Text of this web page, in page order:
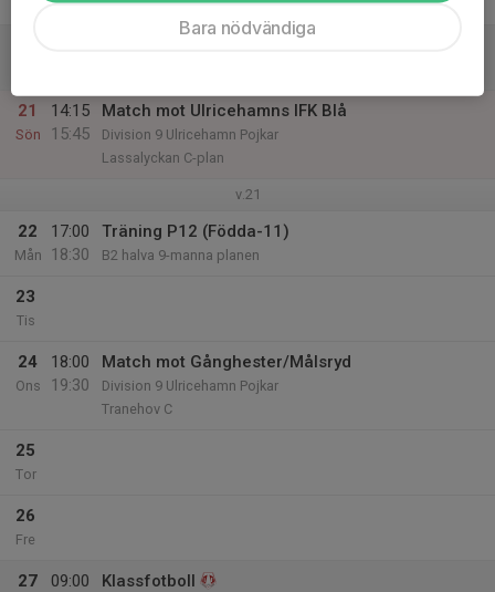
21
Sön
14:15
15:45
Match mot Ulricehamns IFK Blå
Division 9 Ulricehamn Pojkar
Lassalyckan C-plan
v.21
22
Mån
17:00
18:30
Träning P12 (Födda-11)
B2 halva 9-manna planen
23
Tis
24
Ons
18:00
19:30
Match mot Gånghester/Målsryd
Division 9 Ulricehamn Pojkar
Tranehov C
25
Tor
26
Fre
27
09:00
Klassfotboll
Bara nödvändiga